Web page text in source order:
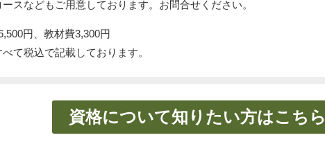
スなどもご用意しております。お問合せください。
円、教材費3,300円
て税込で記載しております。
資格について知りたい方はこちら